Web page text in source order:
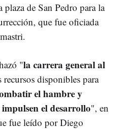
plaza de San Pedro para la
que fue oficiada
"la carrera general al
disponibles para
el hambre y
el desarrollo", en
fue leído por Diego